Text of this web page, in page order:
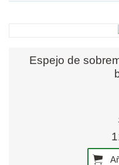
Espejo de